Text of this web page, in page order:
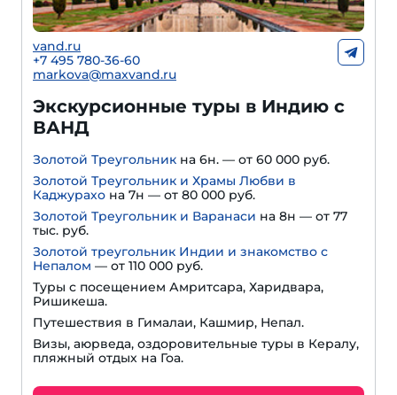
vand.ru
+7 495 780-36-60
markova@maxvand.ru
Экскурсионные туры в Индию с
ВАНД
Золотой Треугольник на 6н. — от 60 000 руб.
Золотой Треугольник и Храмы Любви в
Каджурахо на 7н — от 80 000 руб.
Золотой Треугольник и Варанаси на 8н — от 77
тыс. руб.
Золотой треугольник Индии и знакомство с
Непалом — от 110 000 руб.
Туры с посещением Амритсара, Харидвара,
Ришикеша.
Путешествия в Гималаи, Кашмир, Непал.
Визы, аюрведа, оздоровительные туры в Кералу,
пляжный отдых на Гоа.